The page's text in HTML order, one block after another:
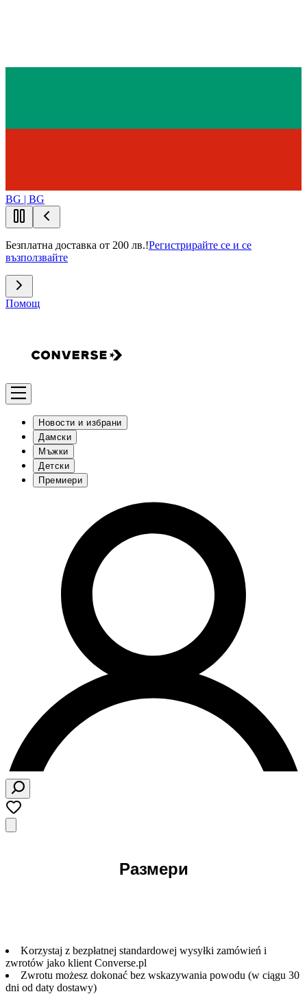
BG | BG
Безплатна доставка от 200 лв.!Регистрирайте се и се
възползвайте
Помощ
Новости и избрани
Дамски
Мъжки
Детски
Премиери
Размери
Korzystaj z bezpłatnej standardowej wysyłki zamówień i
zwrotów jako klient Converse.pl
Zwrotu możesz dokonać bez wskazywania powodu (w ciągu 30
dni od daty dostawy)